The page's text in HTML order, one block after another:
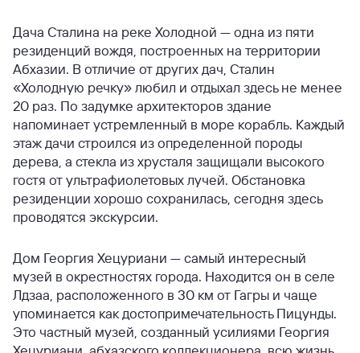
Дача Сталина на реке Холодной — одна из пяти
резиденций вождя, построенных на территории
Абхазии. В отличие от других дач, Сталин
«Холодную речку» любил и отдыхал здесь не менее
20 раз. По задумке архитекторов здание
напоминает устремленный в море корабль. Каждый
этаж дачи строился из определенной породы
дерева, а стекла из хрусталя защищали высокого
гостя от ультрафиолетовых лучей. Обстановка
резиденции хорошо сохранилась, сегодня здесь
проводятся экскурсии.
Дом Георгия Хецуриани — самый интересный
музей в окрестностях города. Находится он в селе
Лдзаа, расположенного в 30 км от Гагры и чаще
упоминается как достопримечательность Пицунды.
Это частный музей, созданный усилиями Георгия